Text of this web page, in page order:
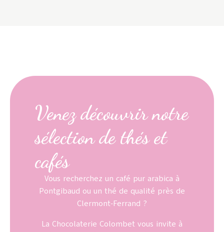
Venez découvrir notre
sélection de thés et
cafés
Vous recherchez un café pur arabica à
Pontgibaud ou un thé de qualité près de
Clermont-Ferrand ?
La Chocolaterie Colombet vous invite à